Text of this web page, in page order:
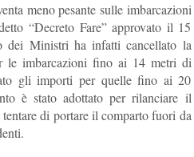
meno pesante sulle imbarcazioni
“Decreto Fare” approvato il 15
dei Ministri ha infatti cancellato la
le imbarcazioni fino ai 14 metri di
gli importi per quelle fino ai 20
è stato adottato per rilanciare il
tentare di portare il comparto fuori da